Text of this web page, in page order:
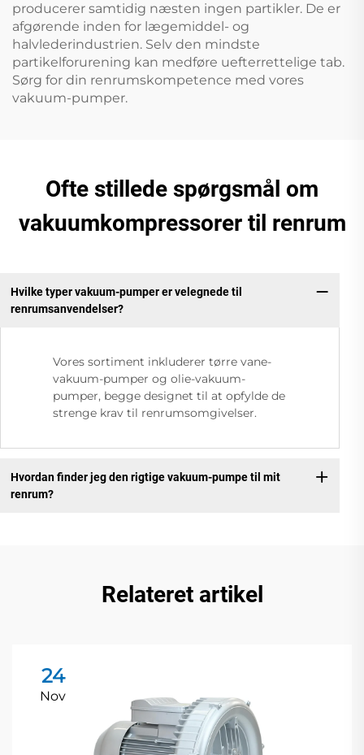
producerer samtidig næsten ingen partikler. De er
afgørende inden for lægemiddel- og
halvlederindustrien. Selv den mindste
partikelforurening kan medføre uefterrettelige tab.
Sørg for din renrumskompetence med vores
vakuum-pumper.
Ofte stillede spørgsmål om
vakuumkompressorer til renrum
Hvilke typer vakuum-pumper er velegnede til
renrumsanvendelser?
Vores sortiment inkluderer tørre vane-
vakuum-pumper og olie-vakuum-
pumper, begge designet til at opfylde de
strenge krav til renrumsomgivelser.
Hvordan finder jeg den rigtige vakuum-pumpe til mit
renrum?
Relateret artikel
24
Nov